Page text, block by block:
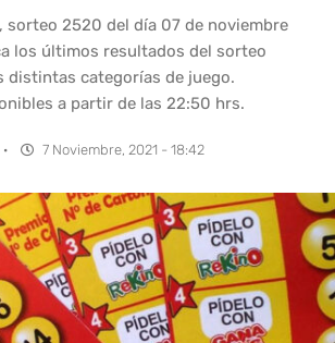
sorteo 2520 del día 07 de noviembre
los últimos resultados del sorteo
distintas categorías de juego.
a partir de las 22:50 hrs.
· 7 Noviembre, 2021 - 18:42